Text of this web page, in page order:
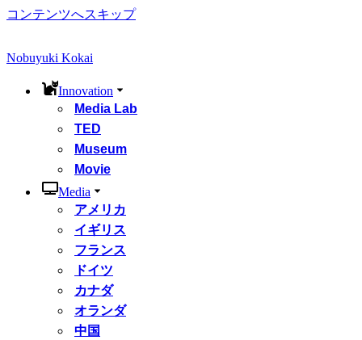
コンテンツへスキップ
Nobuyuki Kokai
Innovation
Media Lab
TED
Museum
Movie
Media
アメリカ
イギリス
フランス
ドイツ
カナダ
オランダ
中国